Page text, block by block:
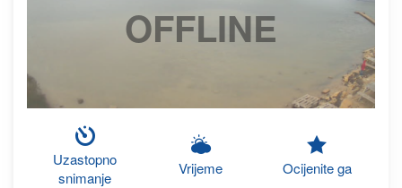
OFFLINE
Uzastopno
snimanje
Vrijeme Ocijenite ga